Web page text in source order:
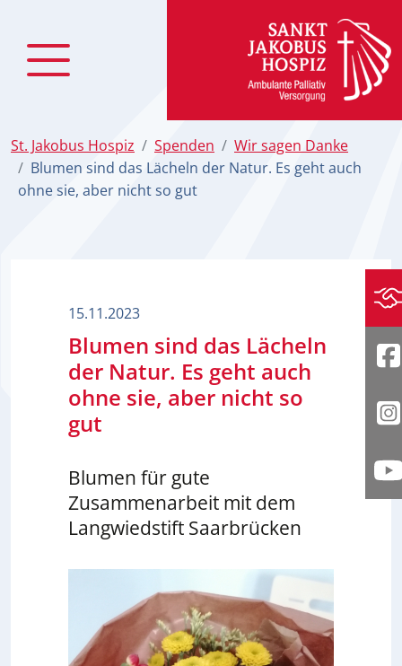
St. Jakobus Hospiz Spenden
Wir sagen Danke
Blumen sind das Lächeln der Natur. Es geht auch
ohne sie, aber nicht so gut
15.11.2023
Blumen sind das Lächeln
der Natur. Es geht auch
ohne sie, aber nicht so
gut
Blumen für gute
Zusammenarbeit mit dem
Langwiedstift Saarbrücken